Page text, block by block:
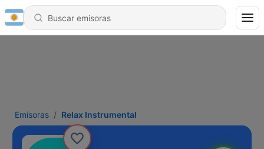
Emisoras Relax Instrumental